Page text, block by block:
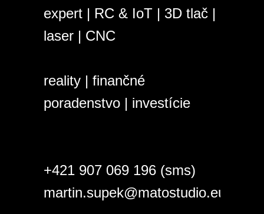
expert | RC & IoT | 3D tlač |
laser | CNC
reality | finančné
poradenstvo | investície
+421 907 069 196 (sms)
martin.supek@matostudio.eu